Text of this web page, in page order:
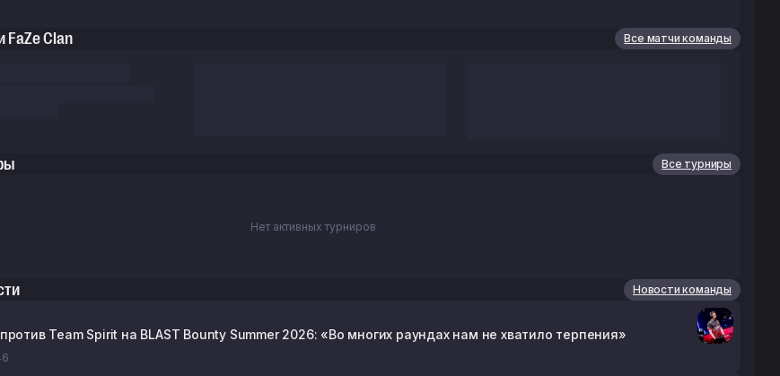
FaZe Clan Все матчи команды
Все турниры
Нет активных турниров
Новости команды
Team Spirit на BLAST Bounty Summer 2026: «Во многих раундах нам не хватило терпения»